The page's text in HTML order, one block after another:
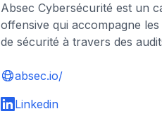
Absec Cybersécurité est un
offensive qui accompagne
de sécurité à travers des
absec.io/
Linkedin